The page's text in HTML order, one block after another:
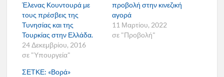
Έλενας Κουντουρά με
τους πρέσβεις της
Τυνησίας και της
Τουρκίας στην Ελλάδα.
24 Δεκεμβρίου, 2016
σε "Υπουργεία"
προβολή στην κινεζική
αγορά
11 Μαρτίου, 2022
σε "Προβολή"
ΣΕΤΚΕ: «Βορά»